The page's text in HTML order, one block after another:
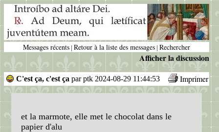
Messages récents | Retour à la liste des messages | Rechercher
Afficher la discussion
C'est ça, c'est ça par ptk 2024-08-29 11:44:53 Imprimer
et la marmote, elle met le chocolat dans le
papier d'alu